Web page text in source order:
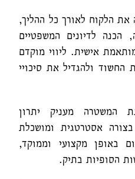
את הלקוח לאורך כל ההליך,
הכנה לדיונים המשפטיים
אישית. ליווי מוקדם
החשוד ולהגדיל את סיכויי
המשטרה מעניק יתרון
אסטרטגית ומושכלת
באופן מקצועי וממוקד,
הסופיות בתיק.